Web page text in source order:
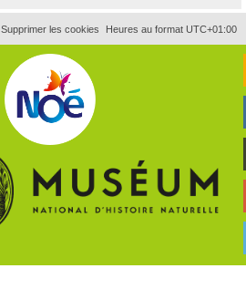
c
Heures au format UTC+01:00
Supprimer les cookies